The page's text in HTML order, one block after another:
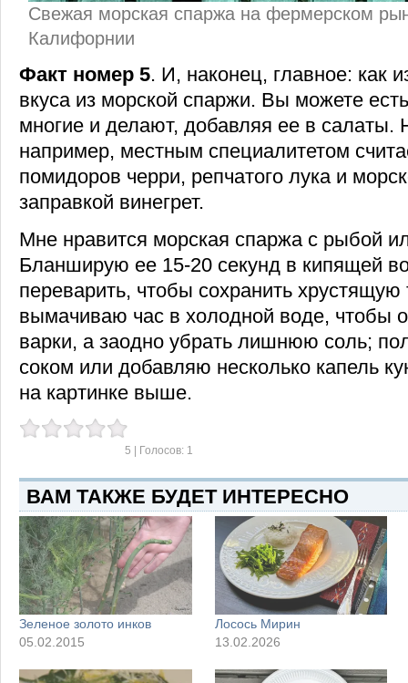
Свежая морская спаржа на фермерском
Калифорнии
Факт номер 5. И, наконец, главное: как
вкуса из морской спаржи. Вы можете
многие и делают, добавляя ее в салаты.
например, местным специалитетом
помидоров черри, репчатого лука и
заправкой винегрет.
Мне нравится морская спаржа с рыбой
Бланширую ее 15-20 секунд в кипящей
переварить, чтобы сохранить хрустящую
вымачиваю час в холодной воде, чтобы
варки, а заодно убрать лишнюю соль;
соком или добавляю несколько капель
на картинке выше.
5 | Голосов: 1
ВАМ ТАКЖЕ БУДЕТ ИНТЕРЕСНО
Зеленое золото инков
05.02.2015
Лосось Мирин
13.02.2026